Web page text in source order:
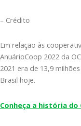
– Crédito
Em relação às
AnuárioCoop 2022 da
2021 era de 13,9
Brasil hoje.
Conheça a história